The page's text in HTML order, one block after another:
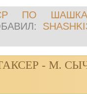
ПО
- М.